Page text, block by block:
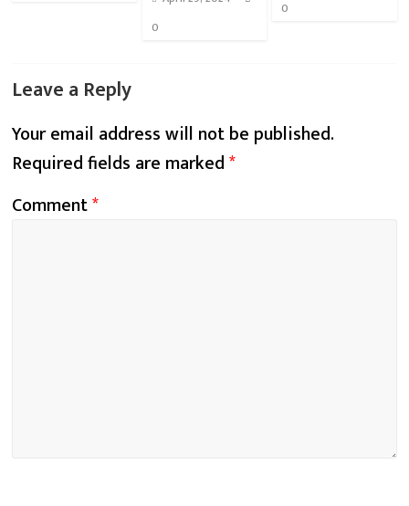
0
0
Leave a Reply
Your email address will not be published.
Required fields are marked*
Comment*